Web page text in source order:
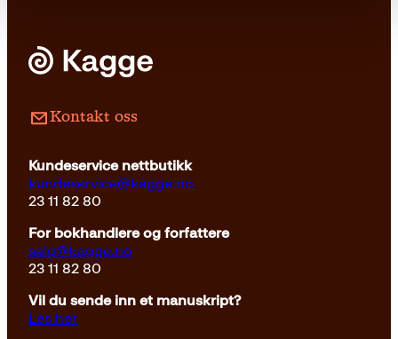
Kontakt oss
Kundeservice nettbutikk
kundeservice@kagge.no
23 11 82 80
For bokhandlere og forfattere
salg@kagge.no
23 11 82 80
Vil du sende inn et manuskript?
Les her